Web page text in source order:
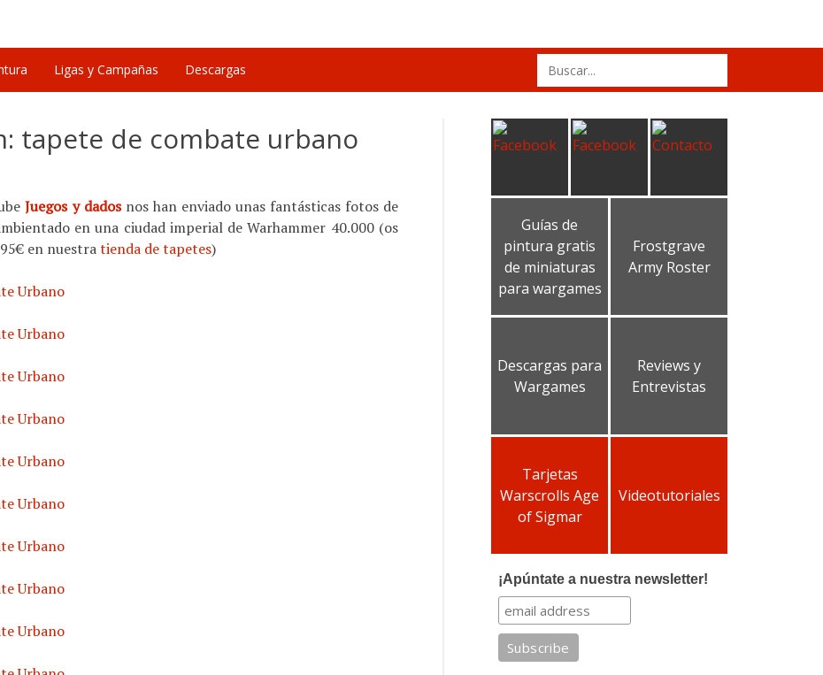
Ligas y Campañas Descargas
Search
for:
tapete de combate urbano
Juegos y dadosnos han enviado unas fantásticas fotos de
en una ciudad imperial de Warhammer 40.000 (os
en nuestratienda de tapetes)
Guías de
pintura gratis
de miniaturas
para wargames
Frostgrave
Army Roster
Descargas para
Wargames
Reviews y
Entrevistas
Tarjetas
Warscrolls Age
of Sigmar
Videotutoriales
¡Apúntate a nuestra newsletter!